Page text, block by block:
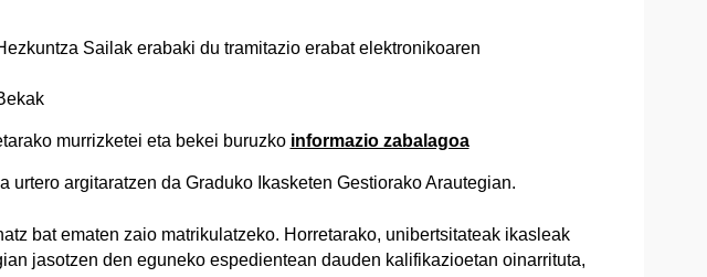
Sailak erabaki du tramitazio erabat elektronikoaren
murrizketei eta bekei buruzko informazio zabalagoa
urtero argitaratzen da Graduko Ikasketen Gestiorako Arautegian.
bat ematen zaio matrikulatzeko. Horretarako, unibertsitateak ikasleak
jasotzen den eguneko espedientean dauden kalifikazioetan oinarrituta,